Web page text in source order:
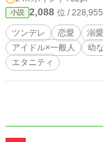
も、ゲ
じ人だった。 「いい加減気づ
でも。 サ
本当に
いで」。 ツンデレだけど一途で不器用なト
ら、お
登場
小説 2,088 位 /
ツンデレ 恋愛 溺愛
アイドル×一般人
幼
エタニティ